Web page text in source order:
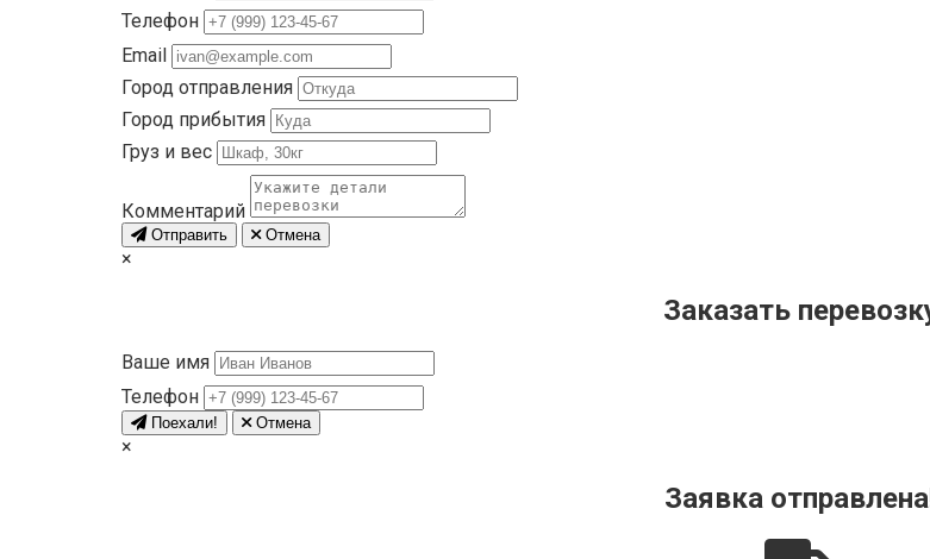
Телефон
Email
Город отправления
Город прибытия
Груз и вес
Комментарий
Отправить Отмена
×
Заказать
Ваше имя
Телефон
Поехали! Отмена
×
Заявка